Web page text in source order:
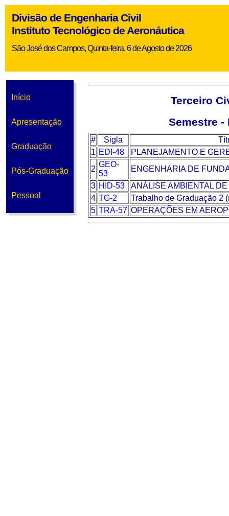
Divisão de Engenharia Civil
Instituto Tecnológico de Aeronáutica
São José dos Campos, Quinta-feira, 6 de Agosto de 2026
Início
Apresentação
Graduação
Pós-Graduação
Pessoal
Terceiro
Semestre -
# Sigla
1 EDI-48
PLANEJAMENTO E
2
GEO-
53
ENGENHARIA DE
3 HID-53
ANÁLISE AMBIENTAL
4 TG-2 Trabalho de Graduação 2 (
5 TRA-57 OPERAÇÕES EM